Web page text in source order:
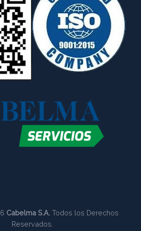
Cabelma S.A.Todos los Derechos
Reservados.